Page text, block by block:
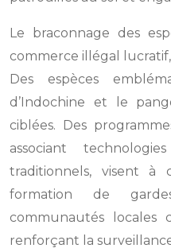
Le braconnage des
commerce illégal
Des espèces
d’Indochine et le
ciblées. Des
associant
traditionnels, visent à
formation de
communautés
renforçant la